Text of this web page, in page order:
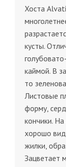
Хоста
кусты.
каймой. В
то
Листовые
форму,
кончики.
хорошо
жилки,
Зацветает